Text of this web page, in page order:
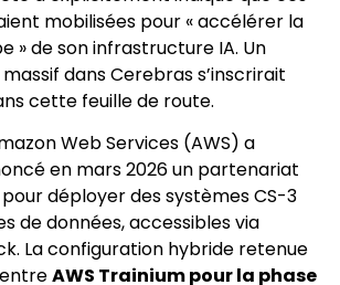
mobilisées pour « accélérer la
» de son infrastructure IA. Un
dans Cerebras s’inscrirait
cette feuille de route.
Web Services (AWS) a
en mars 2026 un partenariat
déployer des systèmes CS-3
de données, accessibles via
La configuration hybride retenue
AWS Trainium pour la phase